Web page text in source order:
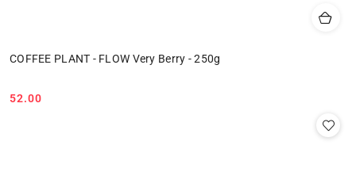
COFFEE PLANT - FLOW Very Berry - 250g
Cena:
52.00